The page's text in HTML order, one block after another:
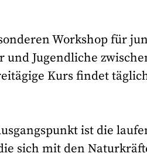
Workshop für
und Jugendliche
Kurs findet
ist die
sich mit den